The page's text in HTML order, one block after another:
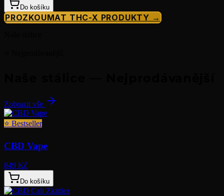
Do košíku
PROZKOUMAT THC-X PRODUKTY →
Zobrazit vše
⭐ Bestseller
CBD Vape
849 Kč
Do košíku